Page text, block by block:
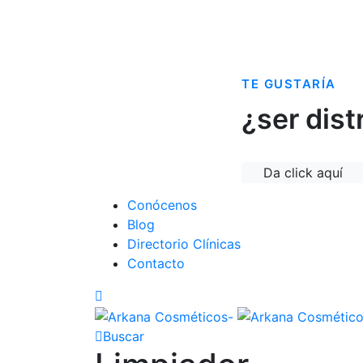
TE GUSTARÍA
¿ser
Da click aquí
Conócenos
Blog
Directorio Clínicas
Contacto
Buscar